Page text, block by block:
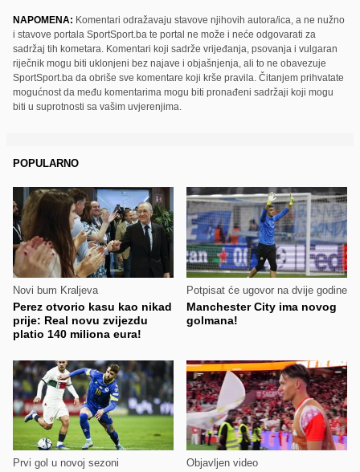
NAPOMENA: Komentari odražavaju stavove njihovih autora/ica, a ne nužno
i stavove portala SportSport.ba te portal ne može i neće odgovarati za
sadržaj tih kometara. Komentari koji sadrže vrijeđanja, psovanja i vulgaran
riječnik mogu biti uklonjeni bez najave i objašnjenja, ali to ne obavezuje
SportSport.ba da obriše sve komentare koji krše pravila. Čitanjem prihvatate
mogućnost da među komentarima mogu biti pronađeni sadržaji koji mogu
biti u suprotnosti sa vašim uvjerenjima.
POPULARNO
Novi bum Kraljeva
Perez otvorio kasu kao nikad
prije: Real novu zvijezdu
platio 140 miliona eura!
Potpisat će ugovor na dvije godine
Manchester City ima novog
golmana!
Prvi gol u novoj sezoni Objavljen video